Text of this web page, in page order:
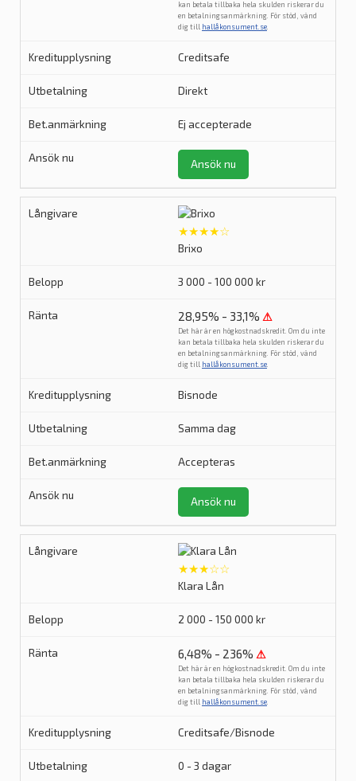
kan betala tillbaka hela skulden riskerar du
en betalningsanmärkning. För stöd, vänd
dig till hallåkonsument.se
Creditsafe
Direkt
Ej accepterade
Ansök nu
★★★★☆
Brixo
3 000 - 100 000 kr
28,95% - 33,1% ⚠
Det här är en högkostnadskredit. Om du inte
kan betala tillbaka hela skulden riskerar du
en betalningsanmärkning. För stöd, vänd
dig till hallåkonsument.se
Bisnode
Samma dag
Accepteras
Ansök nu
★★★☆☆
Klara Lån
2 000 - 150 000 kr
6,48% - 236% ⚠
Det här är en högkostnadskredit. Om du inte
kan betala tillbaka hela skulden riskerar du
en betalningsanmärkning. För stöd, vänd
dig till hallåkonsument.se
Creditsafe/Bisnode
0 - 3 dagar